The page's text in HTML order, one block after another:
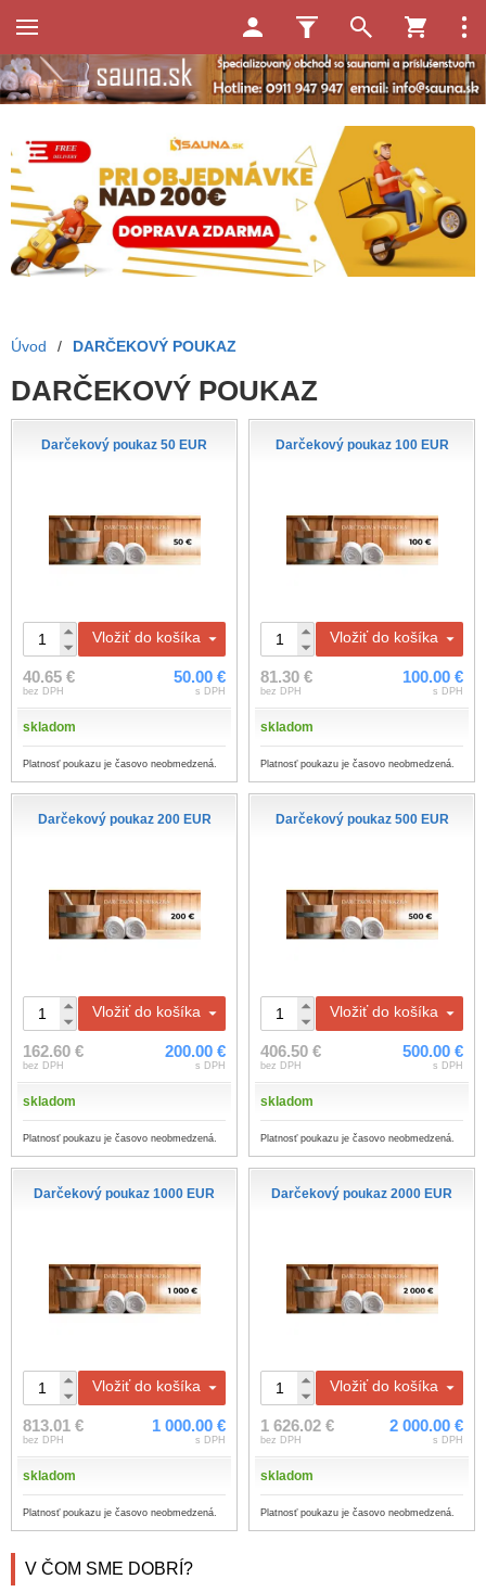
Úvod / DARČEKOVÝ POUKAZ
DARČEKOVÝ POUKAZ
Darčekový poukaz 50 EUR
Vložiť do košíka
40.65 €
bez DPH
50.00 €
s DPH
skladom
Platnosť poukazu je časovo neobmedzená.
Darčekový poukaz 100 EUR
Vložiť do košíka
81.30 €
bez DPH
100.00 €
s DPH
skladom
Platnosť poukazu je časovo neobmedzená.
Darčekový poukaz 200 EUR
Vložiť do košíka
162.60 €
bez DPH
200.00 €
s DPH
skladom
Platnosť poukazu je časovo neobmedzená.
Darčekový poukaz 500 EUR
Vložiť do košíka
406.50 €
bez DPH
500.00 €
s DPH
skladom
Platnosť poukazu je časovo neobmedzená.
Darčekový poukaz 1000 EUR
Vložiť do košíka
813.01 €
bez DPH
1 000.00 €
s DPH
skladom
Platnosť poukazu je časovo neobmedzená.
Darčekový poukaz 2000 EUR
Vložiť do košíka
1 626.02 €
bez DPH
2 000.00 €
s DPH
skladom
Platnosť poukazu je časovo neobmedzená.
V ČOM SME DOBRÍ?